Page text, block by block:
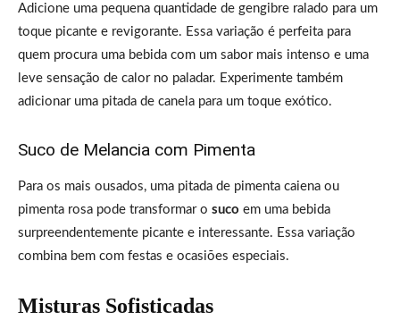
Adicione uma pequena quantidade de gengibre ralado para um
toque picante e revigorante. Essa variação é perfeita para
quem procura uma bebida com um sabor mais intenso e uma
leve sensação de calor no paladar. Experimente também
adicionar uma pitada de canela para um toque exótico.
Suco de Melancia com Pimenta
Para os mais ousados, uma pitada de pimenta caiena ou
pimenta rosa pode transformar o suco em uma bebida
surpreendentemente picante e interessante. Essa variação
combina bem com festas e ocasiões especiais.
Misturas Sofisticadas